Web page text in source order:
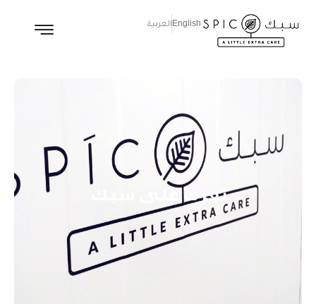
English العربية
تعرف على سبك